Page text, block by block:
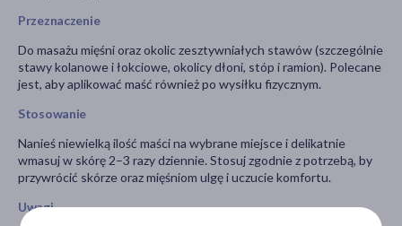
Przeznaczenie
Do masażu mięśni oraz okolic zesztywniałych stawów (szczególnie
stawy kolanowe i łokciowe, okolicy dłoni, stóp i ramion). Polecane
jest, aby aplikować maść również po wysiłku fizycznym.
Stosowanie
Nanieś niewielką ilość maści na wybrane miejsce i delikatnie
wmasuj w skórę 2–3 razy dziennie. Stosuj zgodnie z potrzebą, by
przywrócić skórze oraz mięśniom ulgę i uczucie komfortu.
Uwagi